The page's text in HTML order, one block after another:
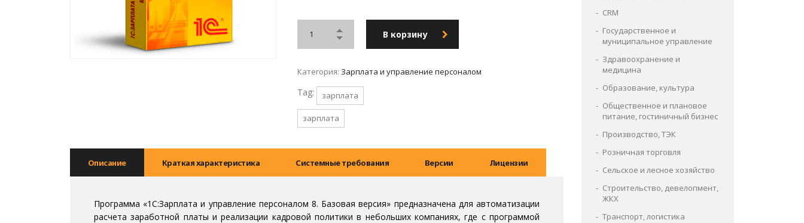
В корзину
Категория: Зарплата и управление персоналом
Tag: зарплата
зарплата
Описание Краткая характеристика Системные требования Версии Лицензии
Программа «1С:Зарплата и управление персоналом 8. Базовая версия» предназначена для автоматизации
расчета заработной платы и реализации кадровой политики в небольших компаниях, где с программой
CRM
Государственное и
муниципальное управление
Здравоохранение и
медицина
Образование, культура
Общественное и плановое
питание, гостиничный бизнес
Производство, ТЭК
Розничная торговля
Сельское и лесное хозяйство
Строительство, девелопмент,
ЖКХ
Транспорт, логистика